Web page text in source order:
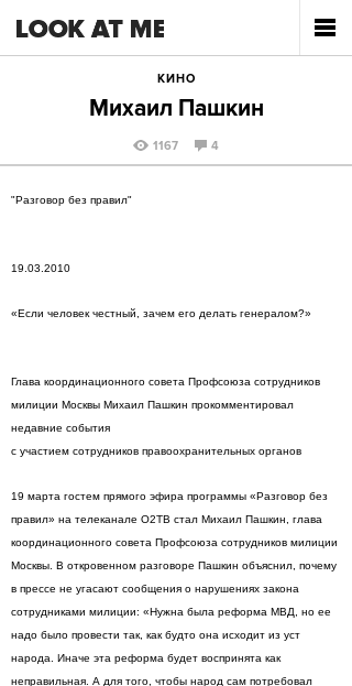
КИНО
Михаил Пашкин
1167 4
"Разговор без правил"
19.03.2010
«Если человек честный, зачем его делать генералом?»
Глава координационного совета Профсоюза сотрудников
милиции Москвы Михаил Пашкин прокомментировал
недавние события
с участием сотрудников правоохранительных органов
19 марта гостем прямого эфира программы «Разговор без
правил» на телеканале О2ТВ стал Михаил Пашкин, глава
координационного совета Профсоюза сотрудников милиции
Москвы. В откровенном разговоре Пашкин объяснил, почему
в прессе не угасают сообщения о нарушениях закона
сотрудниками милиции: «Нужна была реформа МВД, но ее
надо было провести так, как будто она исходит из уст
народа. Иначе эта реформа будет воспринята как
неправильная. А для того, чтобы народ сам потребовал